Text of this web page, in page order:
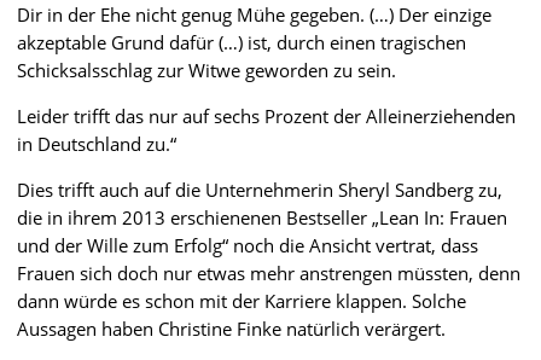
Dir in der Ehe nicht genug Mühe gegeben. (…) Der einzige
akzeptable Grund dafür (…) ist, durch einen tragischen
Schicksalsschlag zur Witwe geworden zu sein.
Leider trifft das nur auf sechs Prozent der Alleinerziehenden
in Deutschland zu.“
Dies trifft auch auf die Unternehmerin Sheryl Sandberg zu,
die in ihrem 2013 erschienenen Bestseller „Lean In: Frauen
und der Wille zum Erfolg“ noch die Ansicht vertrat, dass
Frauen sich doch nur etwas mehr anstrengen müssten, denn
dann würde es schon mit der Karriere klappen. Solche
Aussagen haben Christine Finke natürlich verärgert.